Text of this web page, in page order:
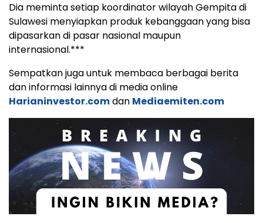
Dia meminta setiap koordinator wilayah Gempita di
Sulawesi menyiapkan produk kebanggaan yang bisa
dipasarkan di pasar nasional maupun
internasional.***
Sempatkan juga untuk membaca berbagai berita
dan informasi lainnya di media online
Harianinvestor.comdan Mediaemiten.com